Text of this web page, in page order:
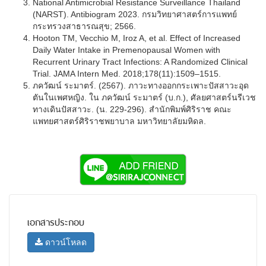
National Antimicrobial Resistance Surveillance Thailand
(NARST). Antibiogram 2023. กรมวิทยาศาสตร์การแพทย์
กระทรวงสาธารณสุข; 2566.
Hooton TM, Vecchio M, Iroz A, et al. Effect of Increased
Daily Water Intake in Premenopausal Women with
Recurrent Urinary Tract Infections: A Randomized Clinical
Trial. JAMA Intern Med. 2018;178(11):1509–1515.
ภควัฒน์ ระมาตร์. (2567). ภาวะทางออกกระเพาะปัสสาวะอุด
ตันในเพศหญิง. ใน ภควัฒน์ ระมาตร์ (บ.ก.), ศัลยศาสตร์นรีเวช
ทางเดินปัสสาวะ. (น. 229-296). สํานักพิมพ์ศิริราช คณะ
แพทยศาสตร์ศิริราชพยาบาล มหาวิทยาลัยมหิดล.
เอกสารประกอบ
ดาวน์โหลด